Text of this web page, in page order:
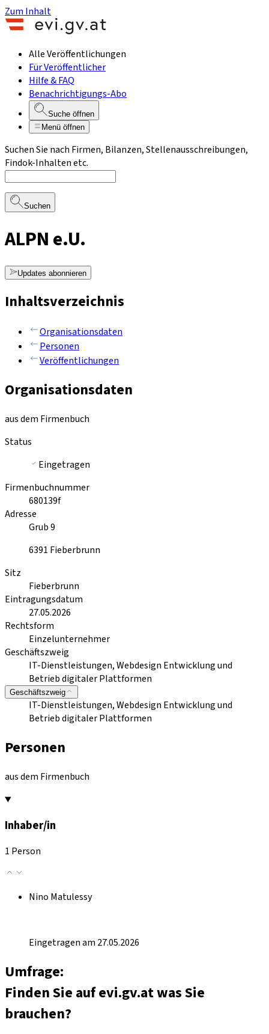
Zum Inhalt
Alle Veröffentlichungen
Für Veröffentlicher
Hilfe & FAQ
Benachrichtigungs-Abo
Suche öffnen
Menü öffnen
Suchen Sie nach Firmen, Bilanzen, Stellenausschreibungen,
Findok-Inhalten etc.
Suchen
ALPN e.U.
Updates abonnieren
Inhaltsverzeichnis
Organisationsdaten
Personen
Veröffentlichungen
Organisationsdaten
aus dem Firmenbuch
Status
Eingetragen
Firmenbuchnummer
680139f
Adresse
Grub 9
6391 Fieberbrunn
Sitz
Fieberbrunn
Eintragungsdatum
27.05.2026
Rechtsform
Einzelunternehmer
Geschäftszweig
IT-Dienstleistungen, Webdesign Entwicklung und
Betrieb digitaler Plattformen
Geschäftszweig
IT-Dienstleistungen, Webdesign Entwicklung und
Betrieb digitaler Plattformen
Personen
aus dem Firmenbuch
Inhaber/in
1 Person
Nino Matulessy
Eingetragen am 27.05.2026
Umfrage:
Finden Sie auf evi.gv.at was Sie
brauchen?